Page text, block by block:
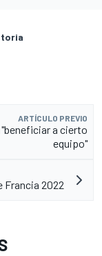
ARTÍCULO PREVIO
"beneficiar a cierto
equipo"
Francia 2022